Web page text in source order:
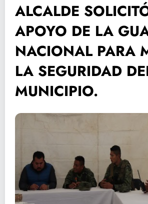
ALCALDE
APOYO DE LA
NACIONAL PARA
LA SEGURIDAD
MUNICIPIO.